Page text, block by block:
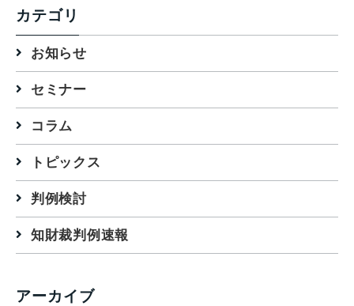
カテゴリ
お知らせ
セミナー
コラム
トピックス
判例検討
知財裁判例速報
アーカイブ